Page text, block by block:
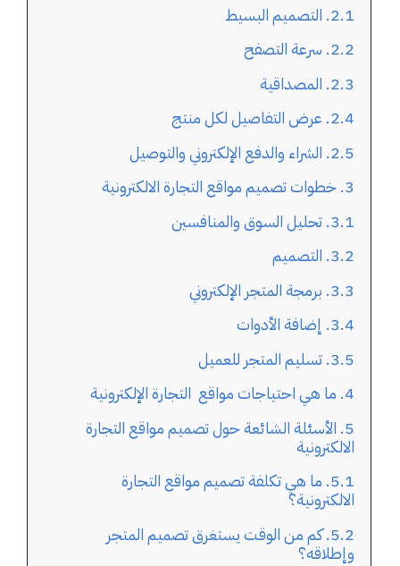
التصميم البسيط
سرعة التصفح
المصداقية
عرض التفاصيل لكل منتج
الشراء والدفع الإلكتروني والتوصيل
خطوات تصميم مواقع التجارة الالكترونية
تحليل السوق والمنافسين
التصميم
برمجة المتجر الإلكتروني
إضافة الأدوات
تسليم المتجر للعميل
ما هي احتياجات مواقع التجارة الإلكترونية
الأسئلة الشائعة حول تصميم مواقع التجارة
الالكترونية
ما هي تكلفة تصميم مواقع التجارة
الالكترونية؟
كم من الوقت يستغرق تصميم المتجر
وإطلاقه؟